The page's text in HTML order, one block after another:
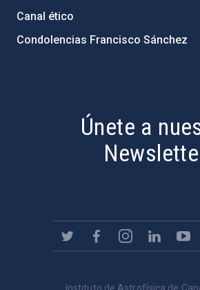
Canal ético
Condolencias Francisco Sánchez
Únete a
Instituto de Astrofísica de